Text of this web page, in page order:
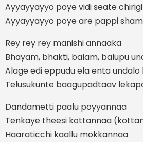
Ayyayyayyo poye vidi seate
Ayyayyayyo poye are pappi
Rey rey rey manishi annaaka
Bhayam, bhakti, balam, balupu
Alage edi eppudu ela enta
Telusukunte baagupadtaav
Dandametti paalu poyyannaa
Tenkaye theesi kottannaa
Haaraticchi kaallu mokkannaa